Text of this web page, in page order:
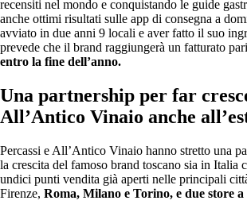
recensiti nel mondo e conquistando le guide
anche ottimi risultati sulle app di consegna a
avviato in due anni 9 locali e aver fatto il suo
prevede che il brand raggiungerà un fatturato
entro la fine dell’anno.
Una partnership per far
All’Antico Vinaio anche
Percassi e All’Antico Vinaio hanno stretto una
la crescita del famoso brand toscano sia in Italia
undici punti vendita già aperti nelle principali
Firenze, Roma, Milano e Torino, e due store